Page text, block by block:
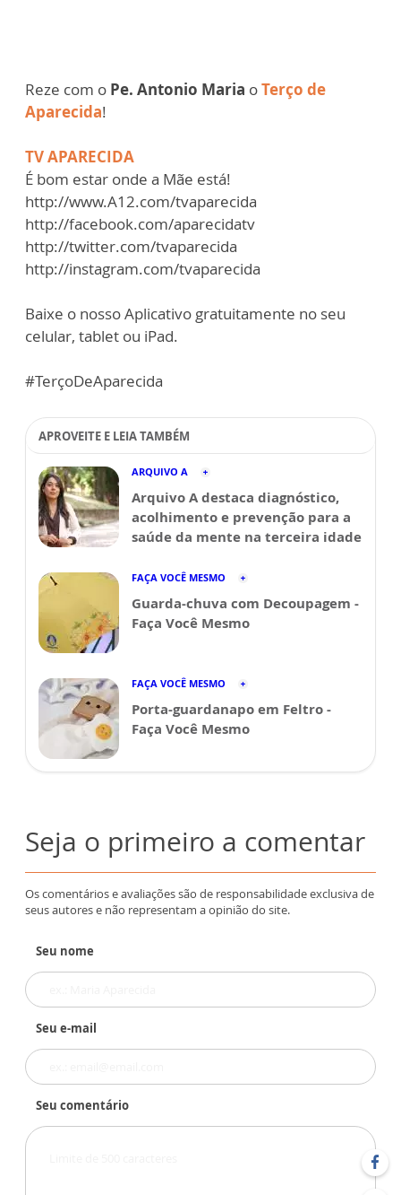
Reze com o Pe. Antonio Maria oTerço de
Aparecida!
TV APARECIDA
É bom estar onde a Mãe está!
http://www.A12.com/tvaparecida
http://facebook.com/aparecidatv
http://twitter.com/tvaparecida
http://instagram.com/tvaparecida
Baixe o nosso Aplicativo gratuitamente no seu
celular, tablet ou iPad.
#TerçoDeAparecida
APROVEITE E LEIA TAMBÉM
ARQUIVO A
Arquivo A destaca diagnóstico,
acolhimento e prevenção para a
saúde da mente na terceira idade
FAÇA VOCÊ MESMO
Guarda-chuva com Decoupagem -
Faça Você Mesmo
FAÇA VOCÊ MESMO
Porta-guardanapo em Feltro -
Faça Você Mesmo
Seja o primeiro a comentar
Os comentários e avaliações são de responsabilidade exclusiva de
seus autores e não representam a opinião do site.
Seu nome
Seu e-mail
Seu comentário